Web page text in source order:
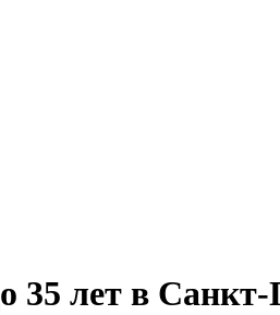
35 лет в Санкт-